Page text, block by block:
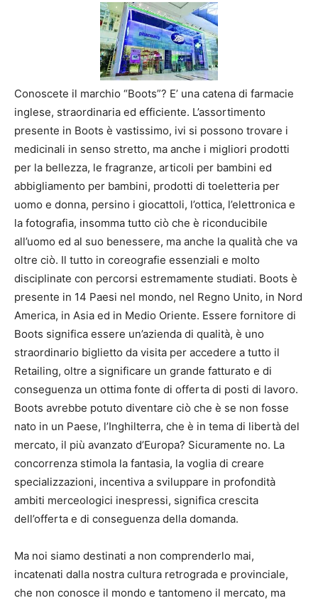
Conoscete il marchio “Boots”? E’ una catena di farmacie
inglese, straordinaria ed efficiente. L’assortimento
presente in Boots è vastissimo, ivi si possono trovare i
medicinali in senso stretto, ma anche i migliori prodotti
per la bellezza, le fragranze, articoli per bambini ed
abbigliamento per bambini, prodotti di toeletteria per
uomo e donna, persino i giocattoli, l’ottica, l’elettronica e
la fotografia, insomma tutto ciò che è riconducibile
all’uomo ed al suo benessere, ma anche la qualità che va
oltre ciò. Il tutto in coreografie essenziali e molto
disciplinate con percorsi estremamente studiati. Boots è
presente in 14 Paesi nel mondo, nel Regno Unito, in Nord
America, in Asia ed in Medio Oriente. Essere fornitore di
Boots significa essere un’azienda di qualità, è uno
straordinario biglietto da visita per accedere a tutto il
Retailing, oltre a significare un grande fatturato e di
conseguenza un ottima fonte di offerta di posti di lavoro.
Boots avrebbe potuto diventare ciò che è se non fosse
nato in un Paese, l’Inghilterra, che è in tema di libertà del
mercato, il più avanzato d’Europa? Sicuramente no. La
concorrenza stimola la fantasia, la voglia di creare
specializzazioni, incentiva a sviluppare in profondità
ambiti merceologici inespressi, significa crescita
dell’offerta e di conseguenza della domanda.
Ma noi siamo destinati a non comprenderlo mai,
incatenati dalla nostra cultura retrograda e provinciale,
che non conosce il mondo e tantomeno il mercato, ma